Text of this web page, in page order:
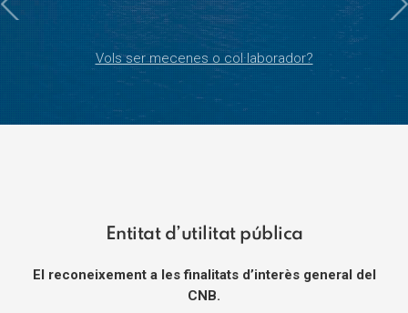
Vols ser mecenes o col·laborador?
Entitat d’utilitat pública
El reconeixement a les finalitats d’interès general del
CNB.